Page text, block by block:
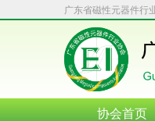
广东省磁性元器件行
协会首页